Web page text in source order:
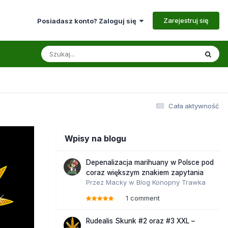
Posiadasz konto? Zaloguj się Zarejestruj się
Cała aktywność
Wpisy na blogu
Depenalizacja marihuany w Polsce pod
coraz większym znakiem zapytania
Przez Macky w Blog Konopny Trawka
1 comment
Rudealis Skunk #2 oraz #3 XXL –